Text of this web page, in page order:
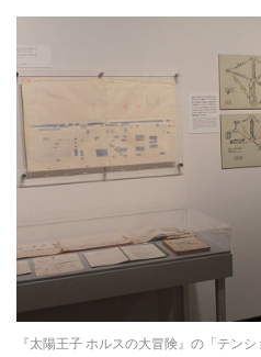
『太陽王子 ホルスの大冒険』の「テン